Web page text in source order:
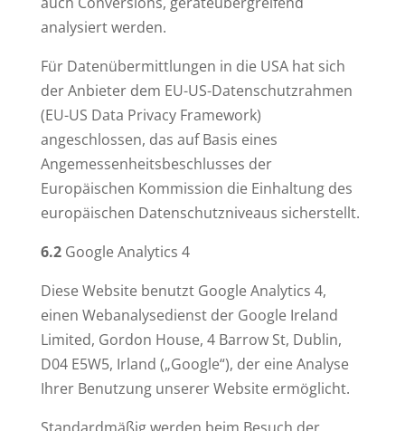
analysiert werden.
Für Datenübermittlungen in die USA hat sich
der Anbieter dem EU-US-Datenschutzrahmen
(EU-US Data Privacy Framework)
angeschlossen, das auf Basis eines
Angemessenheitsbeschlusses der
Europäischen Kommission die Einhaltung des
europäischen Datenschutzniveaus sicherstellt.
6.2Google Analytics 4
Diese Website benutzt Google Analytics 4,
einen Webanalysedienst der Google Ireland
Limited, Gordon House, 4 Barrow St, Dublin,
D04 E5W5, Irland („Google“), der eine Analyse
Ihrer Benutzung unserer Website ermöglicht.